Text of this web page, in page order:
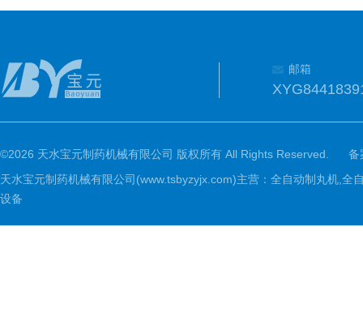
邮箱
©2026 天水宝元制药机械有限公司 版权所有 All Rights Reserved.
备
天水宝元制药机械有限公司(www.tsbyzyjx.com)主营：全自动制丸机,
设备